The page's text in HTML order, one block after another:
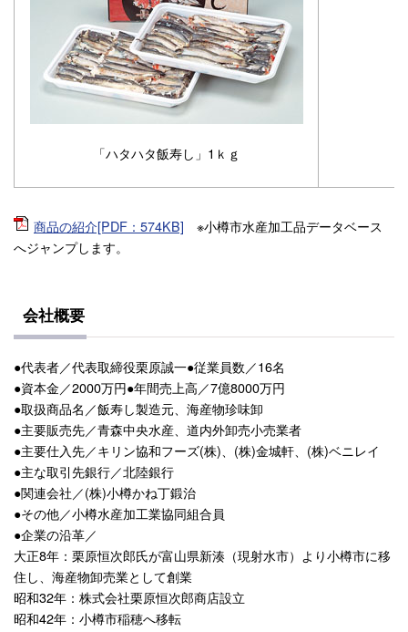
「ハタハタ飯寿し」1ｋｇ
商品の紹介[PDF：574KB] ※小樽市水産加工品データベース
へジャンプします。
会社概要
●代表者／代表取締役栗原誠一●従業員数／16名
●資本金／2000万円●年間売上高／7億8000万円
●取扱商品名／飯寿し製造元、海産物珍味卸
●主要販売先／青森中央水産、道内外卸売小売業者
●主要仕入先／キリン協和フーズ(株)、(株)金城軒、(株)ベニレイ
●主な取引先銀行／北陸銀行
●関連会社／(株)小樽かね丁鍛治
●その他／小樽水産加工業協同組合員
●企業の沿革／
大正8年：栗原恒次郎氏が富山県新湊（現射水市）より小樽市に移
住し、海産物卸売業として創業
昭和32年：株式会社栗原恒次郎商店設立
昭和42年：小樽市稲穂へ移転